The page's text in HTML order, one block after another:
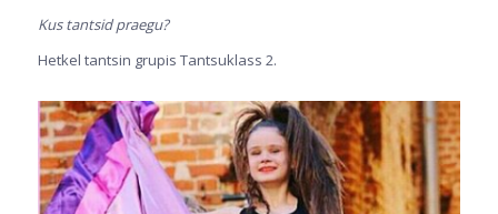
Kus tantsid praegu?
Hetkel tantsin grupis Tantsuklass 2.